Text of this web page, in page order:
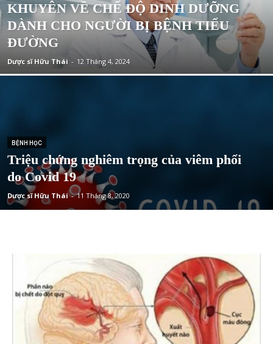
KHUYÊN VỀ CHẾ ĐỘ DINH DƯỠNG
DÀNH CHO NGƯỜI BỊ BỆNH TIỂU
ĐƯỜNG
Dược sĩ Hữu Thái - 12 Tháng 4, 2024
BỆNH HỌC
Triệu chứng nghiêm trọng của viêm phổi
do Covid 19
Dược sĩ Hữu Thái - 11 Tháng 8, 2020